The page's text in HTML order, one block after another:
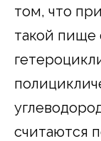
том, что
такой пище
считаются